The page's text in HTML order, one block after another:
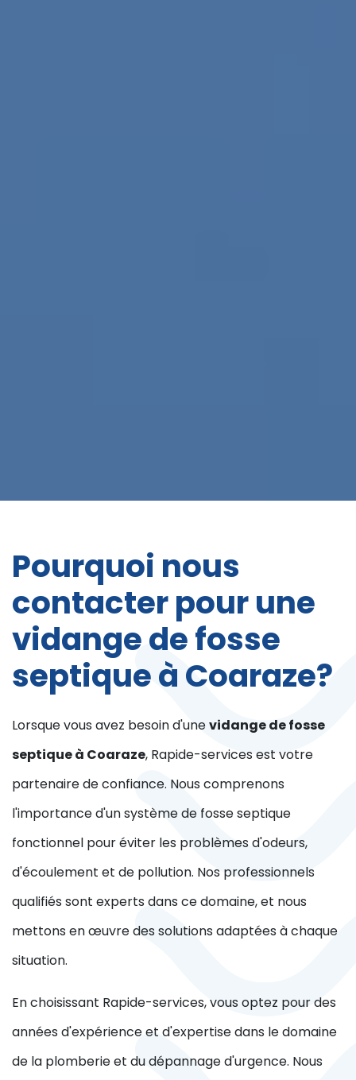
Pourquoi nous
contacter pour une
vidange de fosse
septique à Coaraze?
Lorsque vous avez besoin d'unevidange de fosse
septique à Coaraze, Rapide-services est votre
partenaire de confiance. Nous comprenons
l'importance d'un système de fosse septique
fonctionnel pour éviter les problèmes d'odeurs,
d'écoulement et de pollution. Nos professionnels
qualifiés sont experts dans ce domaine, et nous
mettons en œuvre des solutions adaptées à chaque
situation.
En choisissant Rapide-services, vous optez pour des
années d'expérience et d'expertise dans le domaine
de la plomberie et du dépannage d'urgence. Nous